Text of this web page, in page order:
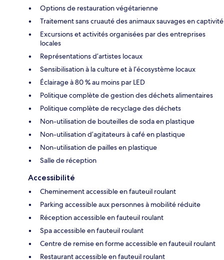
Options de restauration végétarienne
Traitement sans cruauté des animaux sauvages en captivité
Excursions et activités organisées par des entreprises
locales
Représentations d’artistes locaux
Sensibilisation à la culture et à l’écosystème locaux
Éclairage à 80 % au moins par LED
Politique complète de gestion des déchets alimentaires
Politique complète de recyclage des déchets
Non-utilisation de bouteilles de soda en plastique
Non-utilisation d’agitateurs à café en plastique
Non-utilisation de pailles en plastique
Salle de réception
Accessibilité
Cheminement accessible en fauteuil roulant
Parking accessible aux personnes à mobilité réduite
Réception accessible en fauteuil roulant
Spa accessible en fauteuil roulant
Centre de remise en forme accessible en fauteuil roulant
Restaurant accessible en fauteuil roulant